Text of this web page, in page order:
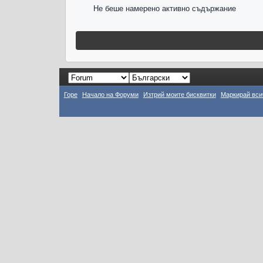
Не беше намерено активно съдържание
Горе Начало на Форуми Изтрий моите бисквитки Маркирай